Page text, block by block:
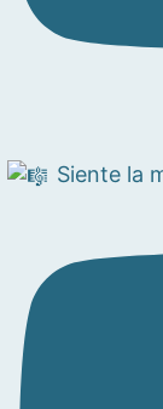
Siente la